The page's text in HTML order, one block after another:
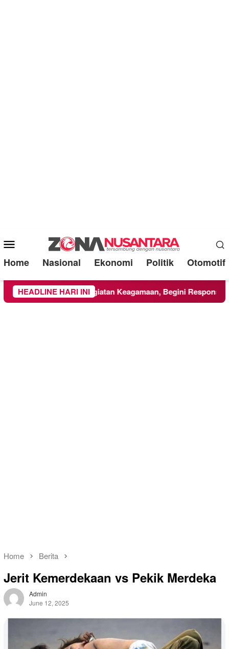
Mobile
Menu
Home Nasional Ekonomi Politik Otomotif
HEADLINE HARI INI
Ikuti Kegiatan Keagamaan, Begini Respons PCNU dan
Home Berita
Jerit Kemerdekaan vs Pekik Merdeka
Admin
June 12, 2025